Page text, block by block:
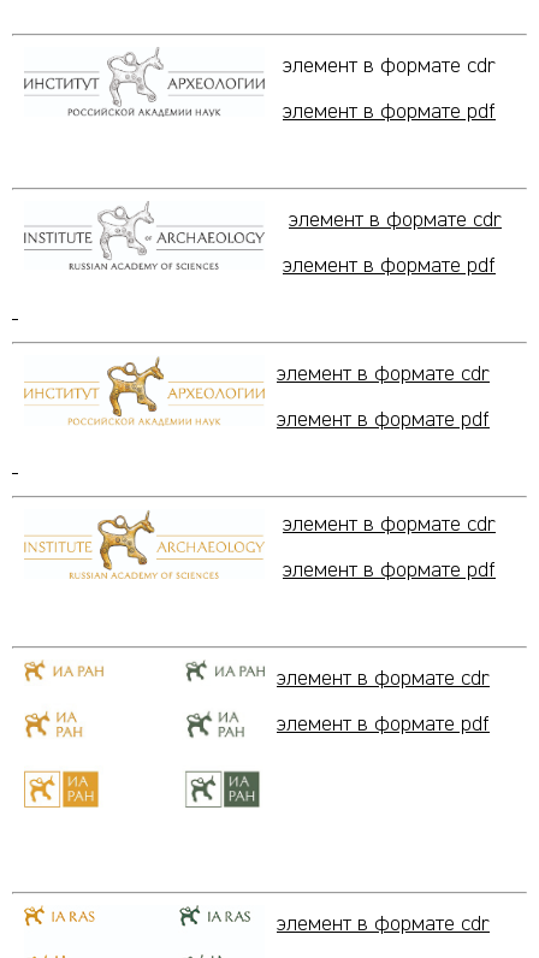
элемент в формате cdr
элемент в формате pdf
элемент в формате cdr
элемент в формате pdf
элемент в формате cdr
элемент в формате pdf
элемент в формате cdr
элемент в формате pdf
элемент в формате cdr
элемент в формате pdf
элемент в формате cdr